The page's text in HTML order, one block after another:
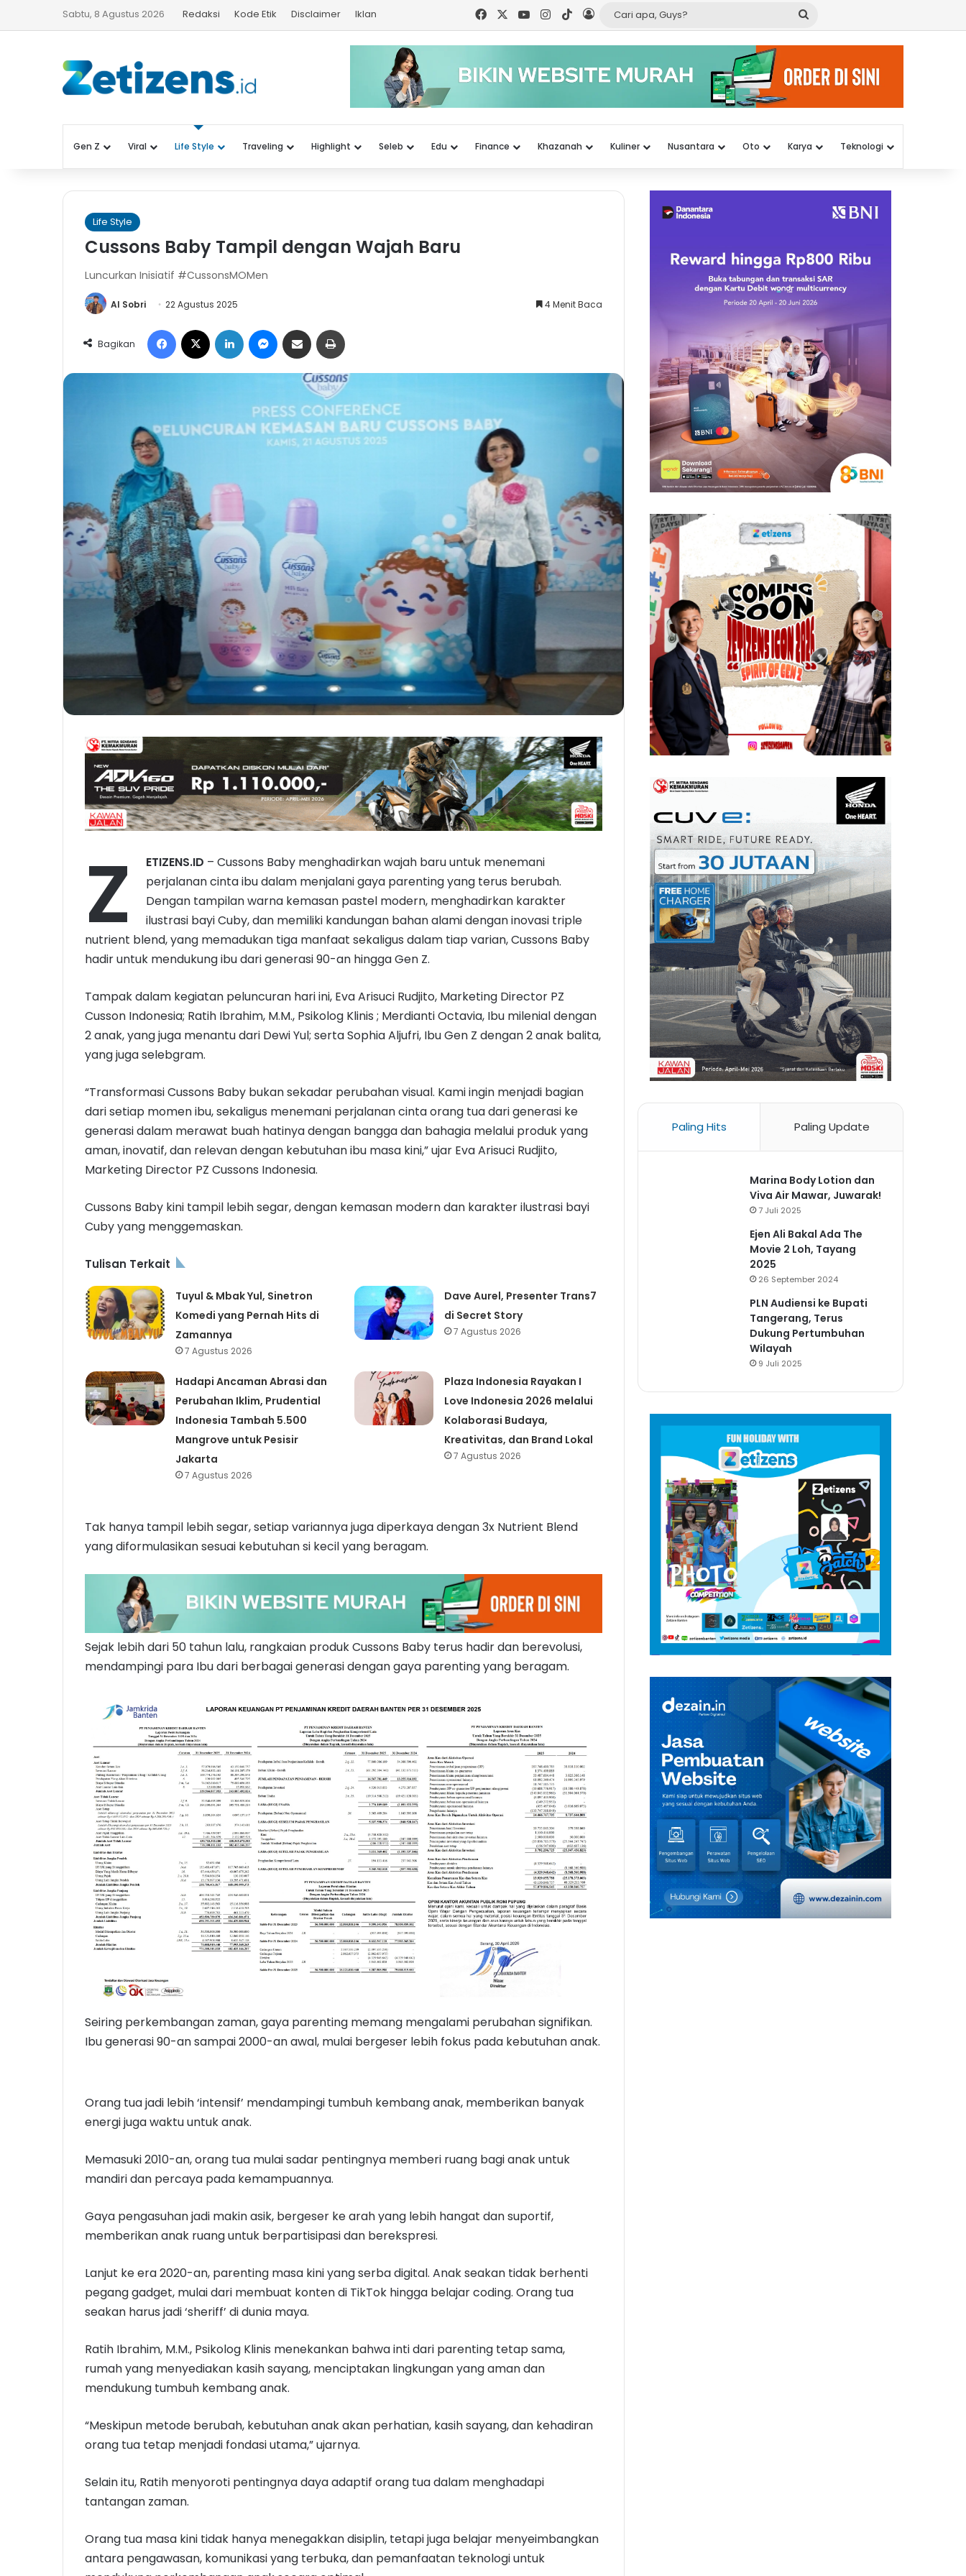
Sabtu, 8 Agustus 2026 Redaksi Kode Etik Disclaimer Iklan FacebookYouTubeInstagram
TikTokLog In
Cari
Guys?
Gen Z Viral Life Style Traveling Highlight Seleb Edu Finance Khazanah Kuliner Nusantara Oto Karya Teknologi
Life Style
Cussons Baby Tampil dengan Wajah Baru
Luncurkan Inisiatif #CussonsMOMen
Al Sobri 22 Agustus 2025 4 Menit Baca
Bagikan
Facebook LinkedIn Messenger
Share via Email
Z ETIZENS.ID – Cussons Baby menghadirkan wajah baru untuk menemani
perjalanan cinta ibu dalam menjalani gaya parenting yang terus berubah.
Dengan tampilan warna kemasan pastel modern, menghadirkan karakter
ilustrasi bayi Cuby, dan memiliki kandungan bahan alami dengan inovasi triple
nutrient blend, yang memadukan tiga manfaat sekaligus dalam tiap varian, Cussons Baby
hadir untuk mendukung ibu dari generasi 90-an hingga Gen Z.
Tampak dalam kegiatan peluncuran hari ini, Eva Arisuci Rudjito, Marketing Director PZ
Cusson Indonesia; Ratih Ibrahim, M.M., Psikolog Klinis ; Merdianti Octavia, Ibu milenial dengan
2 anak, yang juga menantu dari Dewi Yul; serta Sophia Aljufri, Ibu Gen Z dengan 2 anak balita,
yang juga selebgram.
“Transformasi Cussons Baby bukan sekadar perubahan visual. Kami ingin menjadi bagian
dari setiap momen ibu, sekaligus menemani perjalanan cinta orang tua dari generasi ke
generasi dalam merawat buah hatinya dengan bangga dan bahagia melalui produk yang
aman, inovatif, dan relevan dengan kebutuhan ibu masa kini,” ujar Eva Arisuci Rudjito,
Marketing Director PZ Cussons Indonesia.
Cussons Baby kini tampil lebih segar, dengan kemasan modern dan karakter ilustrasi bayi
Cuby yang menggemaskan.
Tulisan Terkait
Tuyul & Mbak Yul, Sinetron
Komedi yang Pernah Hits di
Zamannya
7 Agustus 2026
Dave Aurel, Presenter Trans7
di Secret Story
7 Agustus 2026
Hadapi Ancaman Abrasi dan
Perubahan Iklim, Prudential
Indonesia Tambah 5.500
Mangrove untuk Pesisir
Jakarta
7 Agustus 2026
Plaza Indonesia Rayakan I
Love Indonesia 2026 melalui
Kolaborasi Budaya,
Kreativitas, dan Brand Lokal
7 Agustus 2026
Tak hanya tampil lebih segar, setiap variannya juga diperkaya dengan 3x Nutrient Blend
yang diformulasikan sesuai kebutuhan si kecil yang beragam.
Sejak lebih dari 50 tahun lalu, rangkaian produk Cussons Baby terus hadir dan berevolusi,
mendampingi para Ibu dari berbagai generasi dengan gaya parenting yang beragam.
Seiring perkembangan zaman, gaya parenting memang mengalami perubahan signifikan.
Ibu generasi 90-an sampai 2000-an awal, mulai bergeser lebih fokus pada kebutuhan anak.
Orang tua jadi lebih ‘intensif’ mendampingi tumbuh kembang anak, memberikan banyak
energi juga waktu untuk anak.
Memasuki 2010-an, orang tua mulai sadar pentingnya memberi ruang bagi anak untuk
mandiri dan percaya pada kemampuannya.
Gaya pengasuhan jadi makin asik, bergeser ke arah yang lebih hangat dan suportif,
memberikan anak ruang untuk berpartisipasi dan berekspresi.
Lanjut ke era 2020-an, parenting masa kini yang serba digital. Anak seakan tidak berhenti
pegang gadget, mulai dari membuat konten di TikTok hingga belajar coding. Orang tua
seakan harus jadi ‘sheriff’ di dunia maya.
Ratih Ibrahim, M.M., Psikolog Klinis menekankan bahwa inti dari parenting tetap sama,
rumah yang menyediakan kasih sayang, menciptakan lingkungan yang aman dan
mendukung tumbuh kembang anak.
“Meskipun metode berubah, kebutuhan anak akan perhatian, kasih sayang, dan kehadiran
orang tua tetap menjadi fondasi utama,” ujarnya.
Selain itu, Ratih menyoroti pentingnya daya adaptif orang tua dalam menghadapi
tantangan zaman.
Orang tua masa kini tidak hanya menegakkan disiplin, tetapi juga belajar menyeimbangkan
antara pengawasan, komunikasi yang terbuka, dan pemanfaatan teknologi untuk
Paling Hits Paling Update
Marina Body Lotion dan
Viva Air Mawar, Juwarak!
7 Juli 2025
Ejen Ali Bakal Ada The
Movie 2 Loh, Tayang
2025
26 September 2024
PLN Audiensi ke Bupati
Tangerang, Terus
Dukung Pertumbuhan
Wilayah
9 Juli 2025